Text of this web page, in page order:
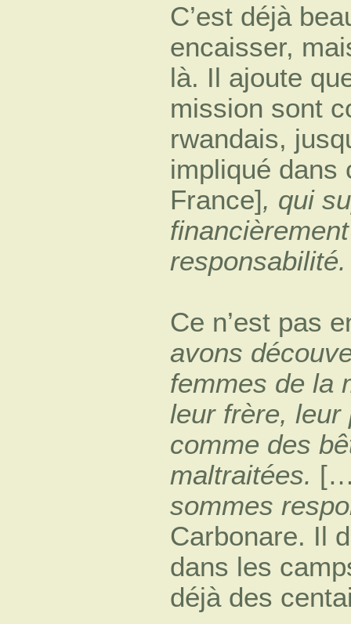
C’est déjà
encaisser,
là. Il ajoute
mission sont
rwandais,
impliqué
France], qui
responsabilité.
Ce n’est pas
avons
femmes de la
leur frère, leur
comme des
maltraitées.
sommes
Carbonare. Il
dans les
déjà des